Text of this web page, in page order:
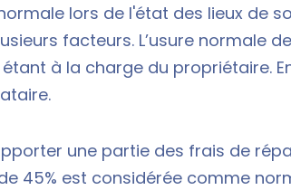
lors de l'état des lieux de
facteurs. L’usure normale
à la charge du propriétaire. En
une partie des frais de
45% est considérée comme